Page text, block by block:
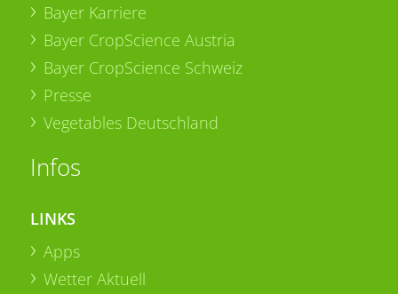
Bayer Karriere
Bayer CropScience Austria
Bayer CropScience Schweiz
Presse
Vegetables Deutschland
Infos
LINKS
Apps
Wetter Aktuell